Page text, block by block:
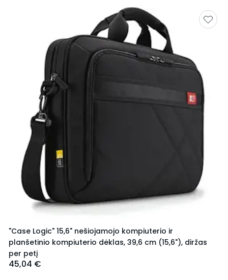
"Case Logic" 15,6" nešiojamojo kompiuterio ir
planšetinio kompiuterio dėklas, 39,6 cm (15,6"), diržas
per petį
45,04 €